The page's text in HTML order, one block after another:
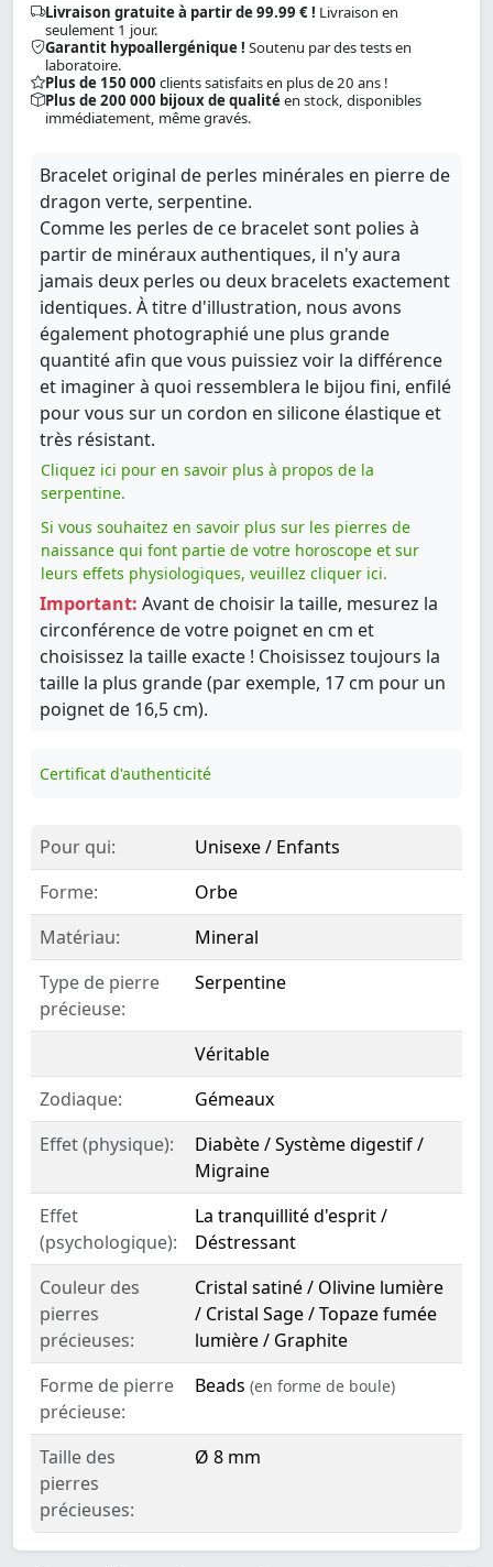
Livraison gratuite à partir de 99.99 € ! Livraison en
seulement 1 jour.
Garantit hypoallergénique ! Soutenu par des tests en
laboratoire.
Plus de 150 000 clients satisfaits en plus de 20 ans !
Plus de 200 000 bijoux de qualitéen stock, disponibles
immédiatement, même gravés.
Bracelet original de perles minérales en pierre de
dragon verte, serpentine.
Comme les perles de ce bracelet sont polies à
partir de minéraux authentiques, il n'y aura
jamais deux perles ou deux bracelets exactement
identiques. À titre d'illustration, nous avons
également photographié une plus grande
quantité afin que vous puissiez voir la différence
et imaginer à quoi ressemblera le bijou fini, enfilé
pour vous sur un cordon en silicone élastique et
très résistant.
Cliquez ici pour en savoir plus à propos de la
serpentine.
Si vous souhaitez en savoir plus sur les pierres de
naissance qui font partie de votre horoscope et sur
leurs effets physiologiques, veuillez cliquer ici.
Important: Avant de choisir la taille, mesurez la
circonférence de votre poignet en cm et
choisissez la taille exacte ! Choisissez toujours la
taille la plus grande (par exemple, 17 cm pour un
poignet de 16,5 cm).
Certificat d'authenticité
Pour qui:
Unisexe / Enfants
Forme:
Orbe
Matériau:
Mineral
Type de pierre
précieuse:
Serpentine
Véritable
Zodiaque:
Gémeaux
Effet (physique):
Diabète / Système digestif /
Migraine
Effet
(psychologique):
La tranquillité d'esprit /
Déstressant
Couleur des
pierres
précieuses:
Cristal satiné / Olivine lumière
/ Cristal Sage / Topaze fumée
lumière / Graphite
Forme de pierre
précieuse:
Beads (en forme de boule)
Taille des
pierres
précieuses:
Ø 8 mm